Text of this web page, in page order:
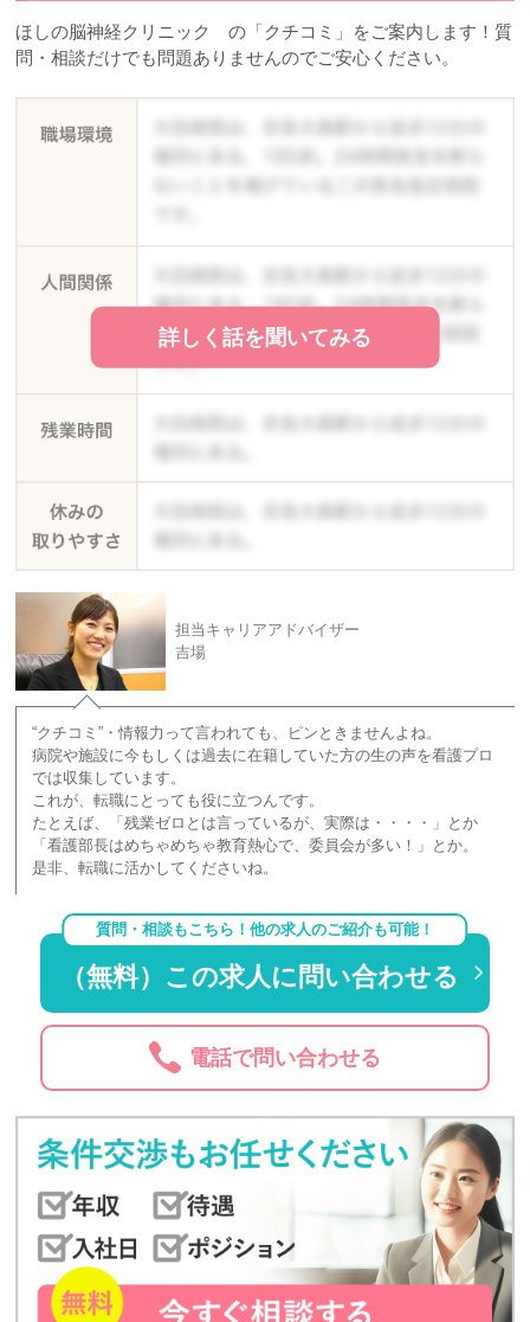
ほしの脳神経クリニック の「クチコミ」をご案内します！質
問・相談だけでも問題ありませんのでご安心ください。
詳しく話を聞いてみる
担当キャリアアドバイザー
吉場
“クチコミ”・情報力って言われても、ピンときませんよね。
病院や施設に今もしくは過去に在籍していた方の生の声を看護プロ
では収集しています。
これが、転職にとっても役に立つんです。
たとえば、「残業ゼロとは言っているが、実際は・・・・」とか
「看護部長はめちゃめちゃ教育熱心で、委員会が多い！」とか。
是非、転職に活かしてくださいね。
質問・相談もこちら！他の求人のご紹介も可能！
（無料）この求人に問い合わせる
電話で問い合わせる